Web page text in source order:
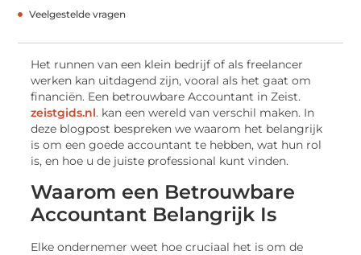
Veelgestelde vragen
Het runnen van een klein bedrijf of als freelancer
werken kan uitdagend zijn, vooral als het gaat om
financiën. Een betrouwbare Accountant in Zeist.
zeistgids.nl. kan een wereld van verschil maken. In
deze blogpost bespreken we waarom het belangrijk
is om een goede accountant te hebben, wat hun rol
is, en hoe u de juiste professional kunt vinden.
Waarom een Betrouwbare
Accountant Belangrijk Is
Elke ondernemer weet hoe cruciaal het is om de